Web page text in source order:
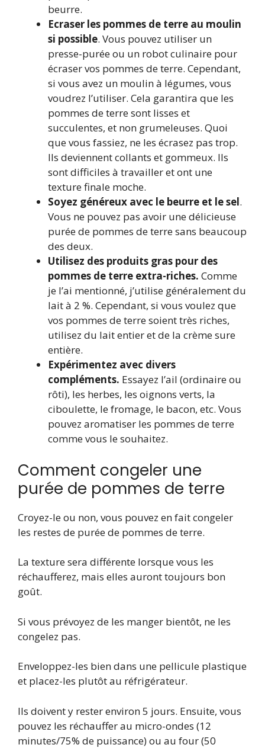
beurre.
Ecraser les pommes de terre au moulin
si possible. Vous pouvez utiliser un
presse-purée ou un robot culinaire pour
écraser vos pommes de terre. Cependant,
si vous avez un moulin à légumes, vous
voudrez l’utiliser. Cela garantira que les
pommes de terre sont lisses et
succulentes, et non grumeleuses. Quoi
que vous fassiez, ne les écrasez pas trop.
Ils deviennent collants et gommeux. Ils
sont difficiles à travailler et ont une
texture finale moche.
Soyez généreux avec le beurre et le sel.
Vous ne pouvez pas avoir une délicieuse
purée de pommes de terre sans beaucoup
des deux.
Utilisez des produits gras pour des
pommes de terre extra-riches. Comme
je l’ai mentionné, j’utilise généralement du
lait à 2 %. Cependant, si vous voulez que
vos pommes de terre soient très riches,
utilisez du lait entier et de la crème sure
entière.
Expérimentez avec divers
compléments. Essayez l’ail (ordinaire ou
rôti), les herbes, les oignons verts, la
ciboulette, le fromage, le bacon, etc. Vous
pouvez aromatiser les pommes de terre
comme vous le souhaitez.
Comment congeler une
purée de pommes de terre
Croyez-le ou non, vous pouvez en fait congeler
les restes de purée de pommes de terre.
La texture sera différente lorsque vous les
réchaufferez, mais elles auront toujours bon
goût.
Si vous prévoyez de les manger bientôt, ne les
congelez pas.
Enveloppez-les bien dans une pellicule plastique
et placez-les plutôt au réfrigérateur.
Ils doivent y rester environ 5 jours. Ensuite, vous
pouvez les réchauffer au micro-ondes (12
minutes/75% de puissance) ou au four (50